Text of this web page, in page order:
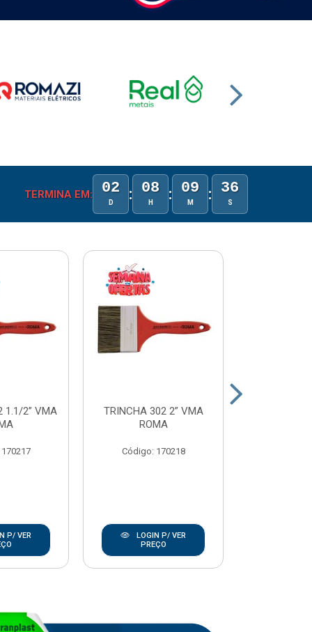
TERMINA EM: 02
D : 08
H : 09
M : 35
S
1.1/2” VMA
P/ VER
TRINCHA 302 2” VMA
ROMA
Código: 170218
LOGIN P/ VER
PREÇO